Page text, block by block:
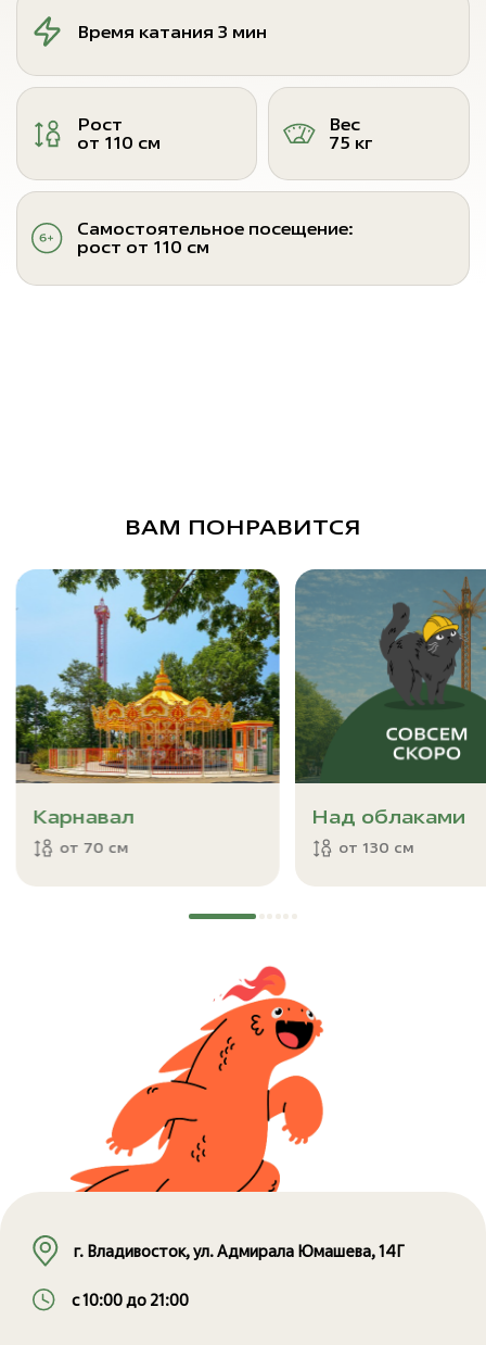
Время катания 3 мин
Рост
от 110 см
Вес
75 кг
Самостоятельное посещение:
рост от 110 см
ВАМ ПОНРАВИТСЯ
Карнавал
от 70 см
Над облаками
от 130 см
г. Владивосток, ул. Адмирала Юмашева, 14Г
с 10:00 до 21:00